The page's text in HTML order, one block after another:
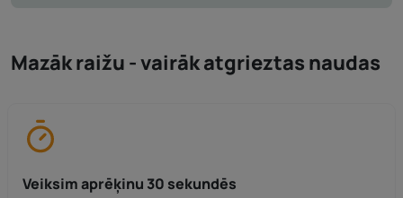
Mazāk raižu - vairāk atgrieztas naudas
Veiksim aprēķinu 30 sekundēs